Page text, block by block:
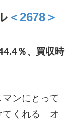
＜2678＞
％、買収時
ンにとって
てくれる」オ